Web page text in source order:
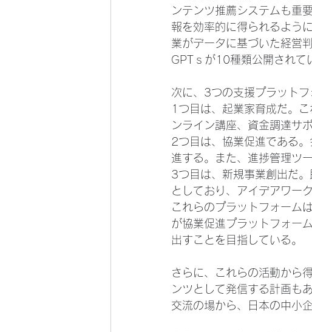
ンテンツ推薦システムも重
報を効率的に得られるよう
業がデータに基づいた経営
GPTｓが10種類公開されて
次に、3つの支援プラットフ
1つ目は、起業家育成だ。
ンライン講座、資金調達サ
2つ目は、協業促進である
進する。また、進捗管理ツ
3つ目は、新規事業創出だ
としており、アイデアワー
これらのプラットフォーム
が協業促進プラットフォー
出すことを目指している。
さらに、これらの活動から
ンツとして発信する計画も
交流の場から、日本の中小